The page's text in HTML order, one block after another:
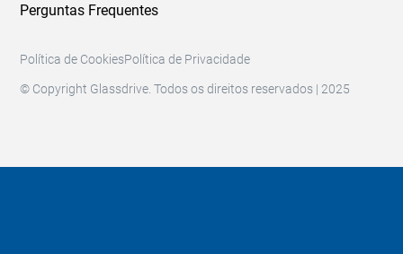
Perguntas Frequentes
Política de CookiesPolítica de Privacidade
© Copyright Glassdrive. Todos os direitos reservados | 2025